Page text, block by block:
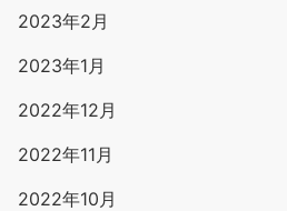
2023年2月
2023年1月
2022年12月
2022年11月
2022年10月